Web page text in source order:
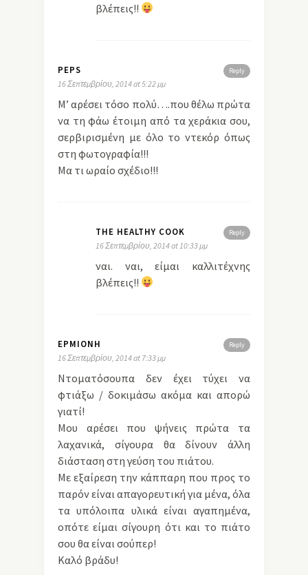
βλέπεις!!
Reply
PEPS
16 Σεπτεμβρίου, 2014 at 5:22 μμ
Μ’ αρέσει τόσο πολύ….που θέλω πρώτα
να τη φάω έτοιμη από τα χεράκια σου,
σερβιρισμένη με όλο το ντεκόρ όπως
στη φωτογραφία!!!
Μα τι ωραίο σχέδιο!!!
Reply
THE HEALTHY COOK
16 Σεπτεμβρίου, 2014 at 10:33 μμ
ναι. ναι, είμαι καλλιτέχνης
βλέπεις!!
Reply
ΕΡΜΙΌΝΗ
16 Σεπτεμβρίου, 2014 at 7:33 μμ
Ντοματόσουπα δεν έχει τύχει να
φτιάξω / δοκιμάσω ακόμα και απορώ
γιατί!
Μου αρέσει που ψήνεις πρώτα τα
λαχανικά, σίγουρα θα δίνουν άλλη
διάσταση στη γεύση του πιάτου.
Με εξαίρεση την κάππαρη που προς το
παρόν είναι απαγορευτική για μένα, όλα
τα υπόλοιπα υλικά είναι αγαπημένα,
οπότε είμαι σίγουρη ότι και το πιάτο
σου θα είναι σούπερ!
Καλό βράδυ!